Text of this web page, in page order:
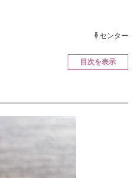
エネル
センター
目次を表示